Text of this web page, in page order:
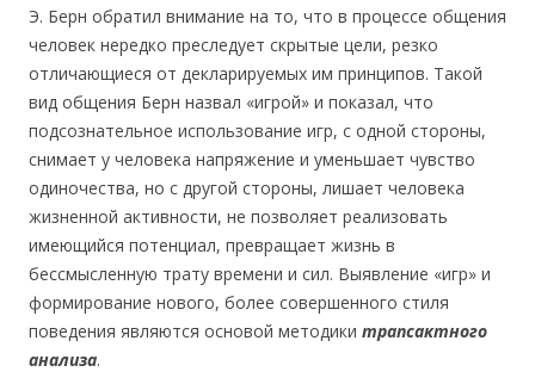
Э. Берн обратил внимание на то, что в процессе общения
человек нередко преследует скрытые цели, резко
отличающиеся от декларируемых им принципов. Такой
вид общения Берн назвал «игрой» и показал, что
подсознательное использование игр, с одной стороны,
снимает у человека напряжение и уменьшает чувство
одиночества, но с другой стороны, лишает человека
жизненной активности, не позволяет реализовать
имеющийся потенциал, превращает жизнь в
бессмысленную трату времени и сил. Выявление «игр» и
формирование нового, более совершенного стиля
поведения являются основой методики трапсактного
анализа.